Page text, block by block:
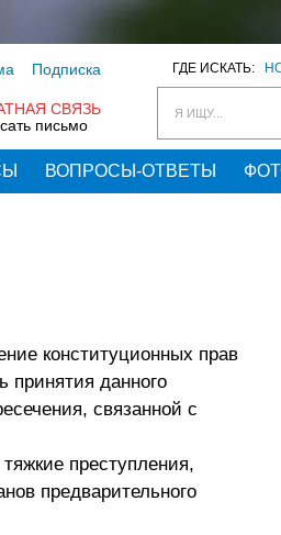
ГДЕ ИСКАТЬ:
Я ИЩУ...
Подписка
СВЯЗЬ
письмо
ВОПРОСЫ-ОТВЕТЫ
конституционных прав
принятия данного
связанной с
преступления,
предварительного